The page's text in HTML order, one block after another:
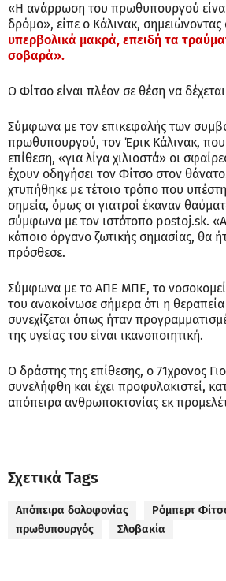
«Η ανάρρωση του πρωθυπουργού
δρόμο», είπε ο Κάλινακ, σημειώνοντας
υπερβολικά μακρά, επειδή τα
σοβαρά».
Ο Φίτσο είναι πλέον σε θέση να
Σύμφωνα με τον επικεφαλής των
πρωθυπουργού, τον Έρικ Κάλινακ,
επίθεση, «για λίγα χιλιοστά» οι
έχουν οδηγήσει τον Φίτσο στον
χτυπήθηκε με τέτοιο τρόπο που
σημεία, όμως οι γιατροί έκαναν
σύμφωνα με τον ιστότοπο postoj.sk.
κάποιο όργανο ζωτικής σημασίας, θα
πρόσθεσε.
Σύμφωνα με το ΑΠΕ ΜΠΕ, το
του ανακοίνωσε σήμερα ότι η
συνεχίζεται όπως ήταν
της υγείας του είναι ικανοποιητική.
Ο δράστης της επίθεσης, ο 71χρονος
συνελήφθη και έχει προφυλακιστεί,
απόπειρα ανθρωποκτονίας εκ
Σχετικά Tags
Απόπειρα δολοφονίας
Ρόμπερτ
πρωθυπουργός
Σλοβακία